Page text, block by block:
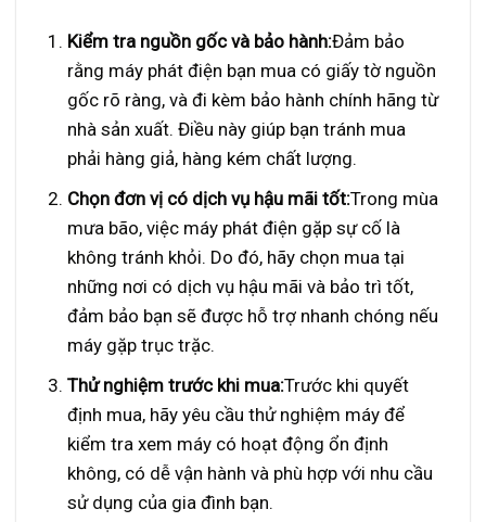
Kiểm tra nguồn gốc và bảo hành:Đảm bảo
rằng máy phát điện bạn mua có giấy tờ nguồn
gốc rõ ràng, và đi kèm bảo hành chính hãng từ
nhà sản xuất. Điều này giúp bạn tránh mua
phải hàng giả, hàng kém chất lượng.
Chọn đơn vị có dịch vụ hậu mãi tốt:Trong mùa
mưa bão, việc máy phát điện gặp sự cố là
không tránh khỏi. Do đó, hãy chọn mua tại
những nơi có dịch vụ hậu mãi và bảo trì tốt,
đảm bảo bạn sẽ được hỗ trợ nhanh chóng nếu
máy gặp trục trặc.
Thử nghiệm trước khi mua:Trước khi quyết
định mua, hãy yêu cầu thử nghiệm máy để
kiểm tra xem máy có hoạt động ổn định
không, có dễ vận hành và phù hợp với nhu cầu
sử dụng của gia đình bạn.